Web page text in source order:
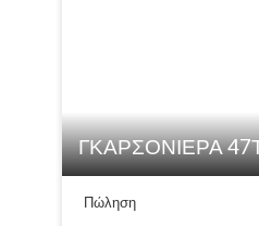
ΓΚΑΡΣΟΝΙΕΡΑ
Πώληση